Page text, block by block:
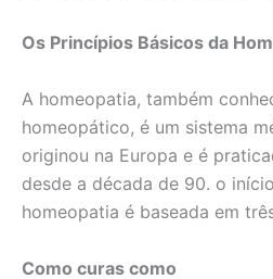
Os Princípios Básicos da
A homeopatia, também
homeopático, é um sistema
originou na Europa e é
desde a década de 90. o
homeopatia é baseada em
Como curas como